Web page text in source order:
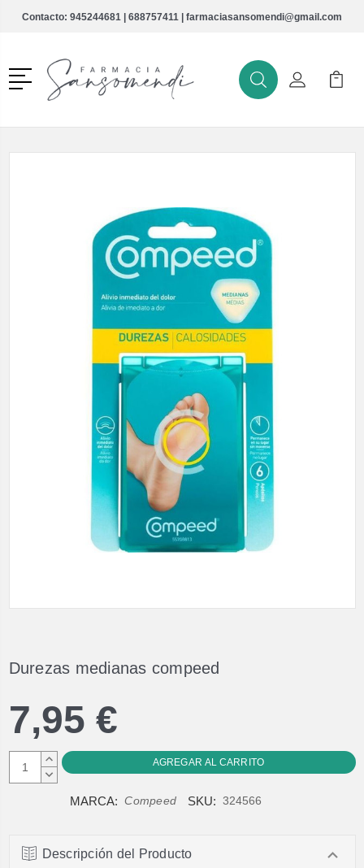
Contacto: 945244681 | 688757411 | farmaciasansomendi@gmail.com
Menú
BuscarMi Cuenta
Mi
Durezas medianas compeed
7,95 €
AUMENTAR
CANTIDAD:
DISMINUIR
MARCA: Compeed SKU: 324566
Descripción del Producto